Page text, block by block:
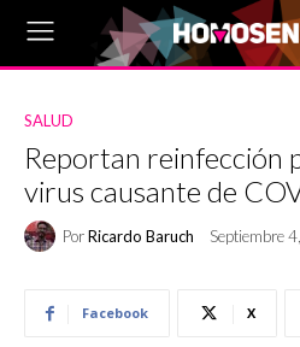
SALUD
Reportan reinfección
virus causante de
PorRicardo Baruch Septiembre
Facebook X